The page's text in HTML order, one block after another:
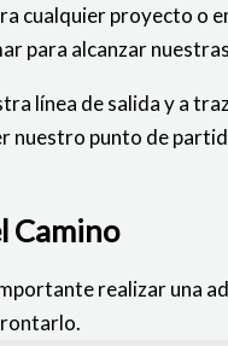
cualquier proyecto
para alcanzar
línea de salida y a
punto de
Camino
realizar una